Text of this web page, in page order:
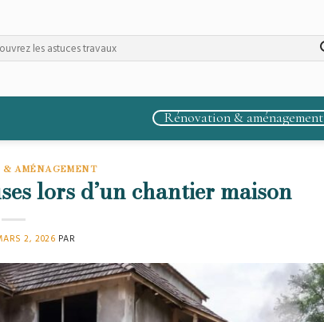
Rénovation & aménagement
AMÉNAGEMENT
lors d’un chantier maison
2, 2026 PAR